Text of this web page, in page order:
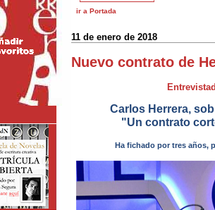
ir a Portada
11 de enero de 2018
Nuevo contrato de
Carlos Herrera,
"Un contrato
Ha fichado por tres años,